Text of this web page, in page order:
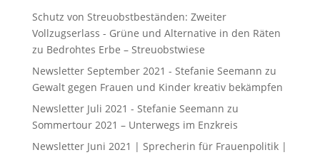
Schutz von Streuobstbeständen: Zweiter
Vollzugserlass - Grüne und Alternative in den Räten
zu Bedrohtes Erbe – Streuobstwiese
Newsletter September 2021 - Stefanie Seemann zu
Gewalt gegen Frauen und Kinder kreativ bekämpfen
Newsletter Juli 2021 - Stefanie Seemann zu
Sommertour 2021 – Unterwegs im Enzkreis
Newsletter Juni 2021 | Sprecherin für Frauenpolitik |